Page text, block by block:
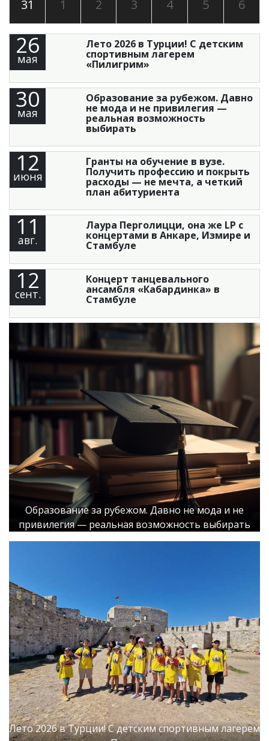
31 1 2 3 4 5 6
26
мая
Лето 2026 в Турции! С детским
спортивным лагерем
«Пилигрим»
30
мая
Образование за рубежом. Давно
не мода и не привилегия —
реальная возможность
выбирать
12
июня
Гранты на обучение в вузе.
Получить профессию и покрыть
расходы — не мечта, а четкий
план абитуриента
11
авг.
Лаура Перголицци, она же LP с
концертами в Анкаре, Измире и
Стамбуле
12
сент.
Концерт танцевального
ансамбля «Кабардинка» в
Стамбуле
Образование за рубежом. Давно не мода и не
привилегия — реальная возможность выбирать
Лето 2026 в Турции! С детским спортивным лагерем